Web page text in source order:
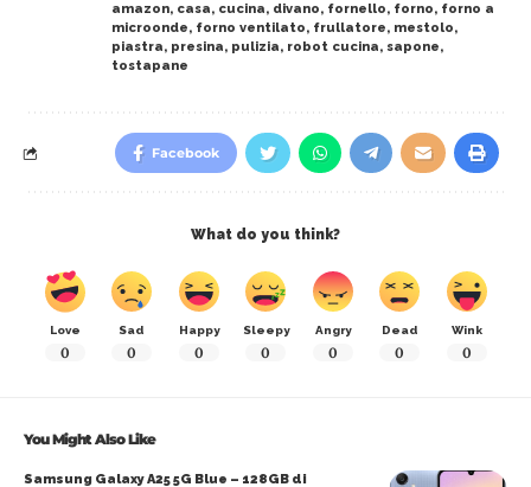
amazon, casa, cucina, divano, fornello, forno, forno a
microonde, forno ventilato, frullatore, mestolo,
piastra, presina, pulizia, robot cucina, sapone,
tostapane
Facebook
What do you think?
Love
0
Sad
0
Happy
0
Sleepy
0
Angry
0
Dead
0
Wink
0
You Might Also Like
Samsung Galaxy A25 5G Blue – 128GB di